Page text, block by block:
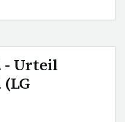
- Urteil